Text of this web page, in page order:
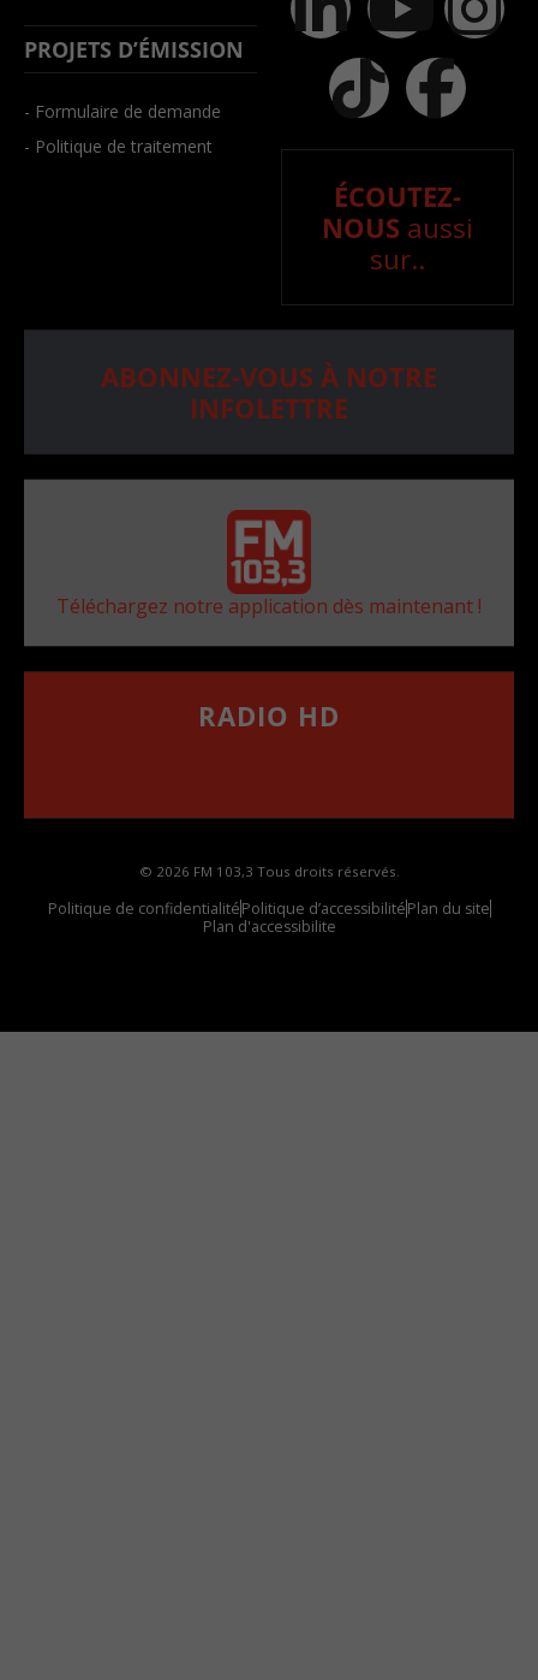
PROJETS D’ÉMISSION
- Formulaire de demande
- Politique de traitement
ÉCOUTEZ-
NOUS aussi
sur..
ABONNEZ-VOUS À NOTRE
INFOLETTRE
Téléchargez notre application dès maintenant !
RADIO HD
© 2026 FM 103,3 Tous droits réservés.
Politique de confidentialitéPolitique d’accessibilitéPlan du site
Plan d'accessibilite